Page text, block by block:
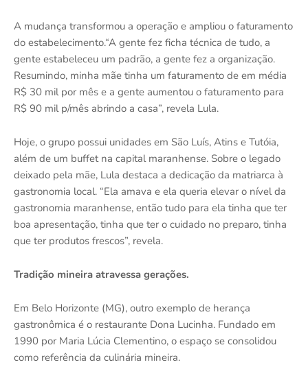
A mudança transformou a operação e ampliou o faturamento
do estabelecimento.“A gente fez ficha técnica de tudo, a
gente estabeleceu um padrão, a gente fez a organização.
Resumindo, minha mãe tinha um faturamento de em média
R$ 30 mil por mês e a gente aumentou o faturamento para
R$ 90 mil p/mês abrindo a casa”, revela Lula.
Hoje, o grupo possui unidades em São Luís, Atins e Tutóia,
além de um buffet na capital maranhense. Sobre o legado
deixado pela mãe, Lula destaca a dedicação da matriarca à
gastronomia local. “Ela amava e ela queria elevar o nível da
gastronomia maranhense, então tudo para ela tinha que ter
boa apresentação, tinha que ter o cuidado no preparo, tinha
que ter produtos frescos”, revela.
Tradição mineira atravessa gerações.
Em Belo Horizonte (MG), outro exemplo de herança
gastronômica é o restaurante Dona Lucinha. Fundado em
1990 por Maria Lúcia Clementino, o espaço se consolidou
como referência da culinária mineira.